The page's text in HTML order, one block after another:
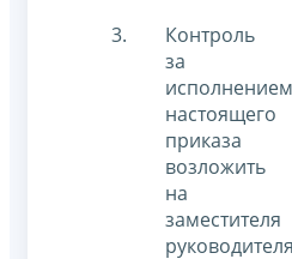
Контроль
за
исполнением
настоящего
приказа
возложить
на
заместителя
руководителя